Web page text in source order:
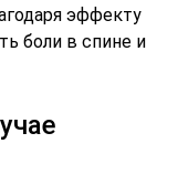
эффекту
боли в спине и